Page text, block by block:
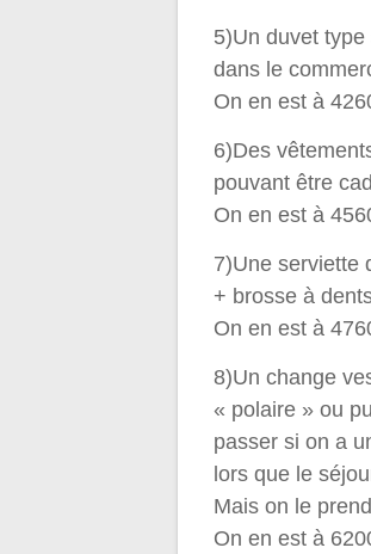
5)Un duvet
dans le
On en est à
6)Des
pouvant être
On en est à
7)Une serviette
+ brosse à
On en est à
8)Un change
« polaire » ou
passer si on a
lors que le
Mais on le
On en est à